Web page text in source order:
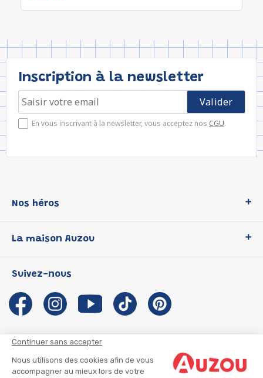
Continuer sans accepter
Nous utilisons des cookies afin de vous
accompagner au mieux lors de votre
Inscription à la newsletter
En vous inscrivant à la newsletter, vous acceptez nos CGU.
Nos héros
P'tit Loup
Les Influenceuses
Migali
Petite Taupe
La maison Auzou
Notre histoire
Auzou s'engage
Auteurs et illustrateurs Auzou
Suivre mon colis
Suivez-nous
CGU